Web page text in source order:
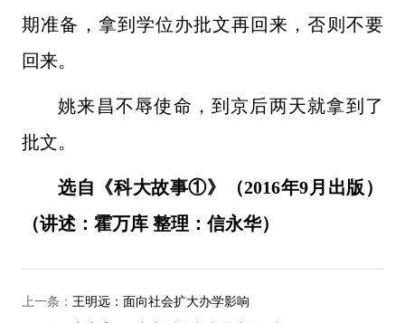
期准备，拿到学位办批文再回来，否则不要
回来。
姚来昌不辱使命，到京后两天就拿到了
批文。
选自《科大故事①》（2016年9月出版）
（讲述：霍万库 整理：信永华）
上一条： 王明远：面向社会扩大办学影响